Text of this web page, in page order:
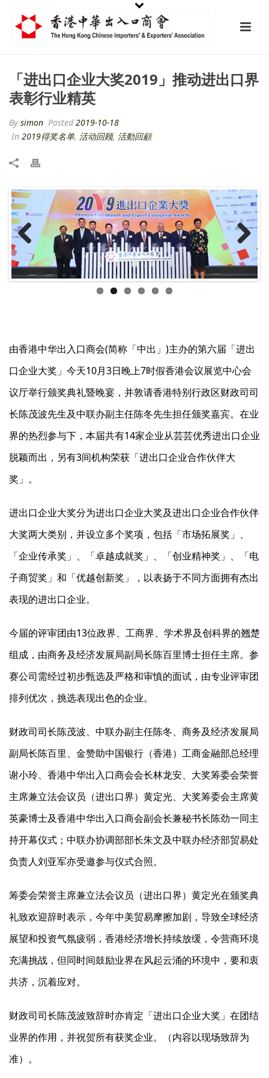
「进出口企业大奖2019」推动进出口界
表彰行业精英
By simon Posted2019-10-18
In 2019得奖名单, 活动回顾, 活動回顧
Previ
ous
Next
由香港中华出入口商会(简称「中出」)主办的第六届「进出
口企业大奖」今天10月3日晚上7时假香港会议展览中心会
议厅举行颁奖典礼暨晚宴，并敦请香港特别行政区财政司司
长陈茂波先生及中联办副主任陈冬先生担任颁奖嘉宾。在业
界的热烈参与下，本届共有14家企业从芸芸优秀进出口企业
脱颖而出，另有3间机构荣获「进出口企业合作伙伴大
奖」。
进出口企业大奖分为进出口企业大奖及进出口企业合作伙伴
大奖两大类别，并设立多个奖项，包括「市场拓展奖」、
「企业传承奖」、「卓越成就奖」、「创业精神奖」、「电
子商贸奖」和「优越创新奖」，以表扬于不同方面拥有杰出
表现的进出口企业。
今届的评审团由13位政界、工商界、学术界及创科界的翘楚
组成，由商务及经济发展局副局长陈百里博士担任主席。参
赛公司需经过初步甄选及严格和审慎的面试，由专业评审团
排列优次，挑选表现出色的企业。
财政司司长陈茂波、中联办副主任陈冬、商务及经济发展局
副局长陈百里、金赞助中国银行（香港）工商金融部总经理
谢小玲、香港中华出入口商会会长林龙安、大奖筹委会荣誉
主席兼立法会议员（进出口界）黄定光、大奖筹委会主席黄
英豪博士及香港中华出入口商会副会长兼秘书长陈劲一同主
持开幕仪式；中联办协调部部长朱文及中联办经济部贸易处
负责人刘亚军亦受邀参与仪式合照。
筹委会荣誉主席兼立法会议员（进出口界）黄定光在颁奖典
礼致欢迎辞时表示，今年中美贸易摩擦加剧，导致全球经济
展望和投资气氛疲弱，香港经济增长持续放缓，令营商环境
充满挑战，但同时间鼓励业界在风起云涌的环境中，要和衷
共济，沉着应对。
财政司司长陈茂波致辞时亦肯定「进出口企业大奖」在团结
业界的作用，并祝贺所有获奖企业。（内容以现场致辞为
准）。